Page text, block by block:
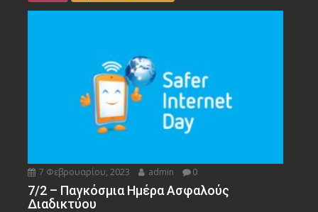
7 Φεβρουαρίου, 2023 admin 0
7/2 – Παγκόσμια Ημέρα Ασφαλούς
Διαδικτύου